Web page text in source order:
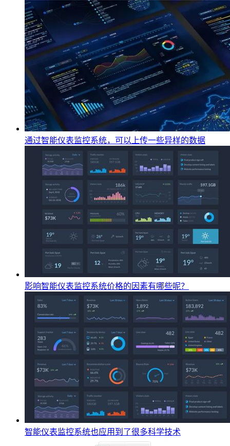
通过智能仪表监控系统，可以上传一些异样的数据
影响智能仪表监控系统价格的因素有哪些呢？
智能仪表监控系统也应用到了很多科学技术